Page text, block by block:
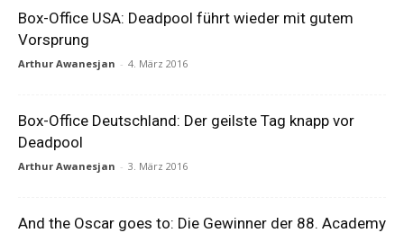
Box-Office USA: Deadpool führt wieder mit gutem
Vorsprung
Arthur Awanesjan - 4. März 2016
Box-Office Deutschland: Der geilste Tag knapp vor
Deadpool
Arthur Awanesjan - 3. März 2016
And the Oscar goes to: Die Gewinner der 88. Academy